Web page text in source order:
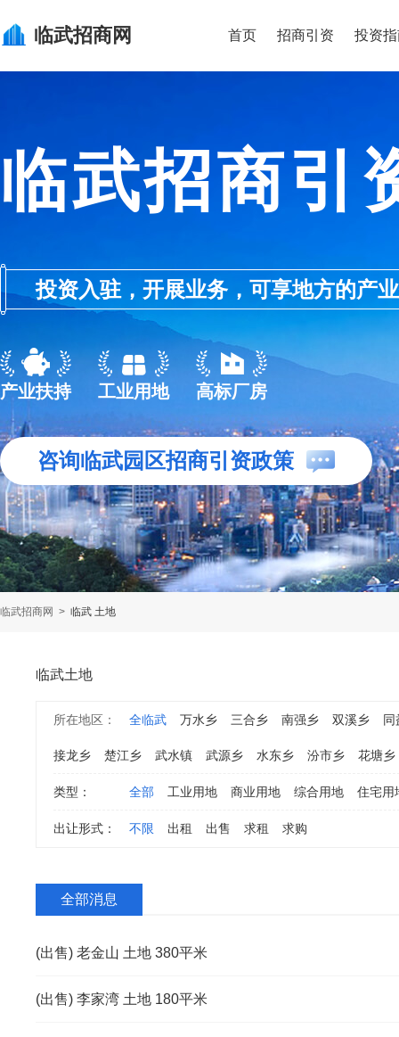
临武招商网 首页 招商引资 投资
临武招商引
投资入驻，开展业务，可享地方的产
产业扶持 工业用地 高标厂房
咨询临武园区招商引资政策
临武招商网 > 临武 土地
临武土地
所在地区： 全临武 万水乡 三合乡 南强乡 双溪乡 同
接龙乡 楚江乡 武水镇 武源乡 水东乡 汾市乡 花塘乡
类型： 全部 工业用地 商业用地 综合用地 住宅用
出让形式： 不限 出租 出售 求租 求购
全部消息
(出售) 老金山 土地 380平米
(出售) 李家湾 土地 180平米